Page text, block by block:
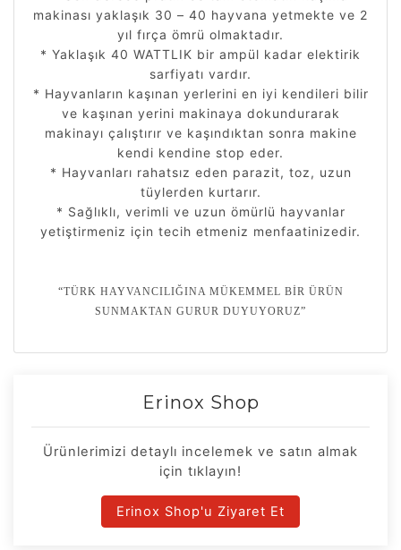
makinası yaklaşık 30 – 40 hayvana yetmekte ve 2
yıl fırça ömrü olmaktadır.
* Yaklaşık 40 WATTLIK bir ampül kadar elektirik
sarfiyatı vardır.
* Hayvanların kaşınan yerlerini en iyi kendileri bilir
ve kaşınan yerini makinaya dokundurarak
makinayı çalıştırır ve kaşındıktan sonra makine
kendi kendine stop eder.
* Hayvanları rahatsız eden parazit, toz, uzun
tüylerden kurtarır.
* Sağlıklı, verimli ve uzun ömürlü hayvanlar
yetiştirmeniz için tecih etmeniz menfaatinizedir.
“TÜRK HAYVANCILIĞINA MÜKEMMEL BİR ÜRÜN
SUNMAKTAN GURUR DUYUYORUZ”
Erinox Shop
Ürünlerimizi detaylı incelemek ve satın almak
için tıklayın!
Erinox Shop'u Ziyaret Et